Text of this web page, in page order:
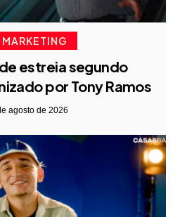
estreia segundo
por Tony Ramos
agosto de 2026